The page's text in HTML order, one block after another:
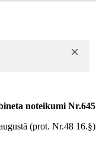
noteikumi Nr.645
(prot. Nr.48 16.§)